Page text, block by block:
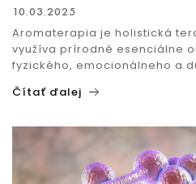
10.03.2025
Aromaterapia je holistická
využíva prírodné esenciálne
fyzického, emocionálneho a
Čítať ďalej